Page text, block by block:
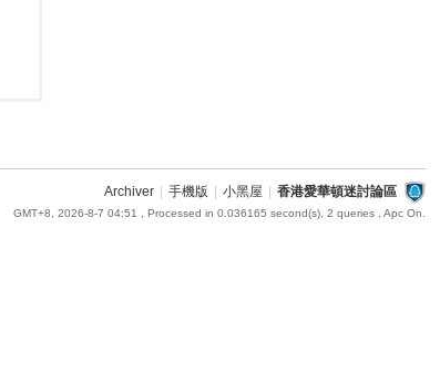
Archiver 手機版 小黑屋 香港愛華頓迷討論區
GMT+8, 2026-8-7 04:51 , Processed in 0.036165 second(s), 2 queries , Apc On.